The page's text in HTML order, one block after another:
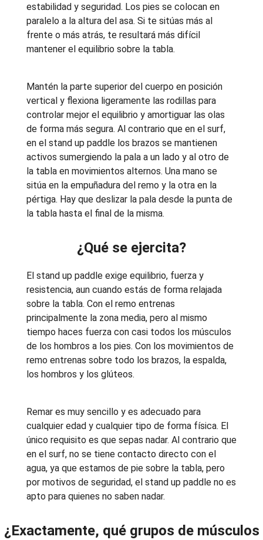
estabilidad y seguridad. Los pies se colocan en
paralelo a la altura del asa. Si te sitúas más al
frente o más atrás, te resultará más difícil
mantener el equilibrio sobre la tabla.
Mantén la parte superior del cuerpo en posición
vertical y flexiona ligeramente las rodillas para
controlar mejor el equilibrio y amortiguar las olas
de forma más segura. Al contrario que en el surf,
en el stand up paddle los brazos se mantienen
activos sumergiendo la pala a un lado y al otro de
la tabla en movimientos alternos. Una mano se
sitúa en la empuñadura del remo y la otra en la
pértiga. Hay que deslizar la pala desde la punta de
la tabla hasta el final de la misma.
¿Qué se ejercita?
El stand up paddle exige equilibrio, fuerza y
resistencia, aun cuando estás de forma relajada
sobre la tabla. Con el remo entrenas
principalmente la zona media, pero al mismo
tiempo haces fuerza con casi todos los músculos
de los hombros a los pies. Con los movimientos de
remo entrenas sobre todo los brazos, la espalda,
los hombros y los glúteos.
Remar es muy sencillo y es adecuado para
cualquier edad y cualquier tipo de forma física. El
único requisito es que sepas nadar. Al contrario que
en el surf, no se tiene contacto directo con el
agua, ya que estamos de pie sobre la tabla, pero
por motivos de seguridad, el stand up paddle no es
apto para quienes no saben nadar.
¿Exactamente, qué grupos de músculos